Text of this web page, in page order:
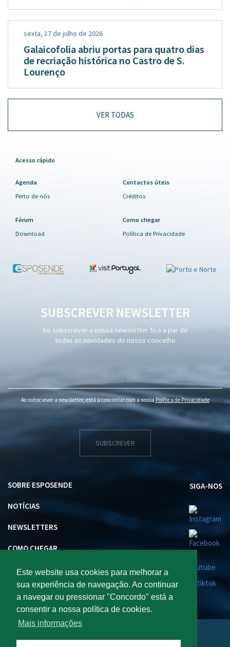
Este website usa cookies para melhorar a
sua experiência de navegação. Ao continuar
a navegar ou pressionar "Concordo" está a
consentir a nossa política de cookies.
Mais informações
sexta, 17 de julho de 2026
Galaicofolia abriu portas para quatro dias
de recriação histórica no Castro de S.
Lourenço
VER TODAS
Acesso rápido
Agenda
Perto de nós
Contactos úteis
Créditos
Fórum
Download
Como chegar
Política de Privacidade
SUBSCREVER NEWSLETTER
Ao subscrever a nossa newsletter fica a par de
todas as novidades do nosso concelho
Ao subscrever a newsletter, está a concordar com a nossa Política de Privacidade
SUBSCREVER
SOBRE ESPOSENDE
NOTÍCIAS
NEWSLETTERS
COMO CHEGAR
INVESTIR EM ESPOSENDE
SIGA-NOS